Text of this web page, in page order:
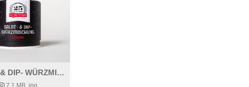
SALAT- & DIP- WÜRZMISCHUNG
7,1 MB .jpg